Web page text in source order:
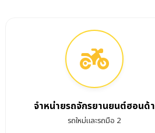
จำหน่ายรถจักรยานยนต์ฮอนด้า
รถใหม่และรถมือ 2